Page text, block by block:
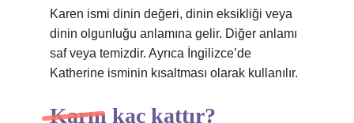
Karen ismi dinin değeri, dinin eksikliği veya
dinin olgunluğu anlamına gelir. Diğer anlamı
saf veya temizdir. Ayrıca İngilizce’de
Katherine isminin kısaltması olarak kullanılır.
Karın kaç kattır?